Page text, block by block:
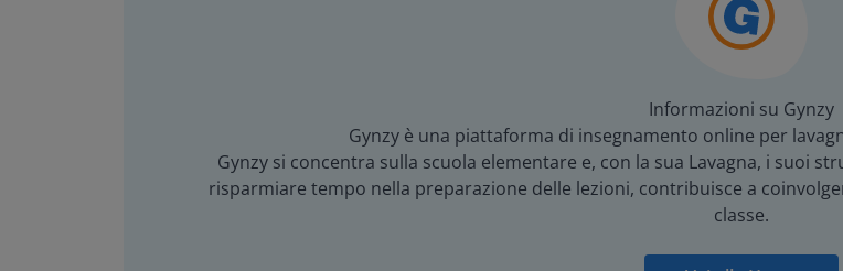
Informazioni su Gynzy
Gynzy è una piattaforma di insegnamento online per
Gynzy si concentra sulla scuola elementare e, con la sua Lavagna, i suoi
risparmiare tempo nella preparazione delle lezioni, contribuisce a
classe.